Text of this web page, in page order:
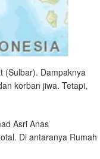
(Sulbar). Dampaknya
korban jiwa. Tetapi,
Asri Anas
Di antaranya Rumah